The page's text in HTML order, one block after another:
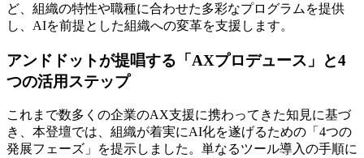
ど、組織の特性や職種に合わせた多彩なプログラムを提供
し、AIを前提とした組織への変革を支援します。
アンドドットが提唱する「AXプロデュース」と4
つの活用ステップ
これまで数多くの企業のAX支援に携わってきた知見に基づ
き、本登壇では、組織が着実にAI化を遂げるための「4つの
発展フェーズ」を提示しました。単なるツール導入の手順に